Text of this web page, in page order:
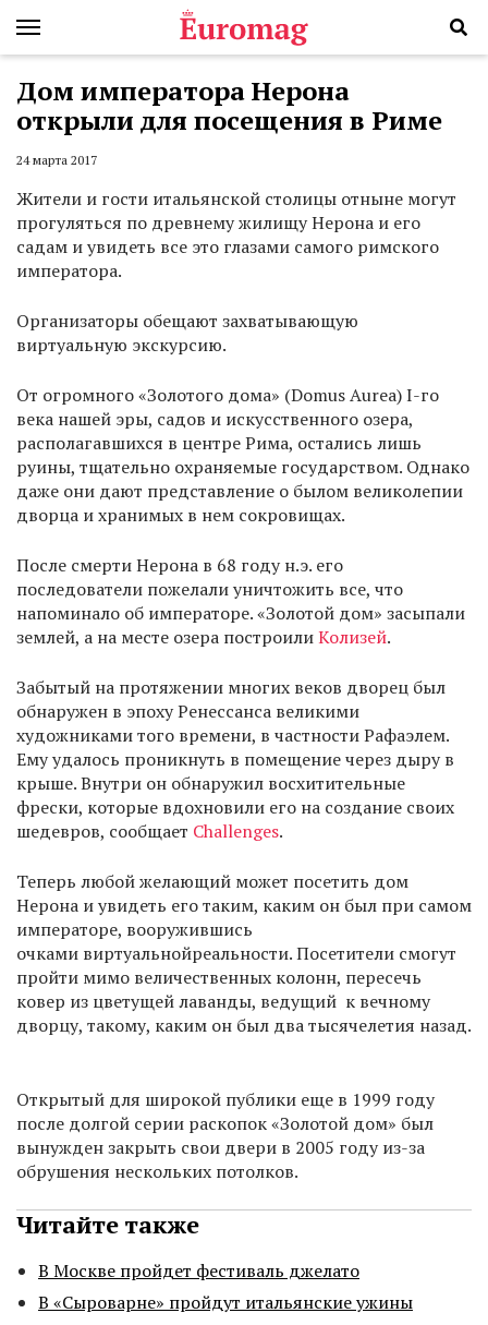
Дом императора Нерона
открыли для посещения в Риме
24 марта 2017
Жители и гости итальянской столицы отныне могут
прогуляться по древнему жилищу Нерона и его
садам и увидеть все это глазами самого римского
императора.
Организаторы обещают захватывающую
виртуальную экскурсию.
От огромного «Золотого дома» (Domus Aurea) I-го
века нашей эры, садов и искусственного озера,
располагавшихся в центре Рима, остались лишь
руины, тщательно охраняемые государством. Однако
даже они дают представление о былом великолепии
дворца и хранимых в нем сокровищах.
После смерти Нерона в 68 году н.э. его
последователи пожелали уничтожить все, что
напоминало об императоре. «Золотой дом» засыпали
землей, а на месте озера построилиКолизей.
Забытый на протяжении многих веков дворец был
обнаружен в эпоху Ренессанса великими
художниками того времени, в частности Рафаэлем.
Ему удалось проникнуть в помещение через дыру в
крыше. Внутри он обнаружил восхитительные
фрески, которые вдохновили его на создание своих
шедевров, сообщает Challenges.
Теперь любой желающий может посетить дом
Нерона и увидеть его таким, каким он был при самом
императоре, вооружившись
очками виртуальнойреальности. Посетители смогут
пройти мимо величественных колонн, пересечь
ковер из цветущей лаванды, ведущий к вечному
дворцу, такому, каким он был два тысячелетия назад.
Открытый для широкой публики еще в 1999 году
после долгой серии раскопок «Золотой дом» был
вынужден закрыть свои двери в 2005 году из-за
обрушения нескольких потолков.
Читайте также
В Москве пройдет фестиваль джелато
В «Сыроварне» пройдут итальянские ужины